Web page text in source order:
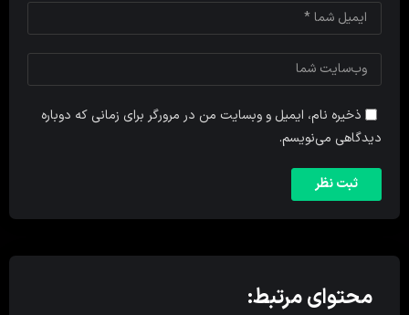
ذخیره نام، ایمیل و وبسایت من در مرورگر برای زمانی که دوباره
دیدگاهی می‌نویسم.
محتوای مرتبط: